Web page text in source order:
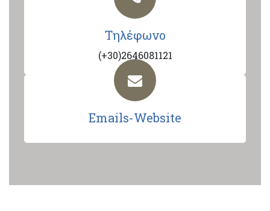
Τηλέφωνο
(+30)2646081121
Emails-Website